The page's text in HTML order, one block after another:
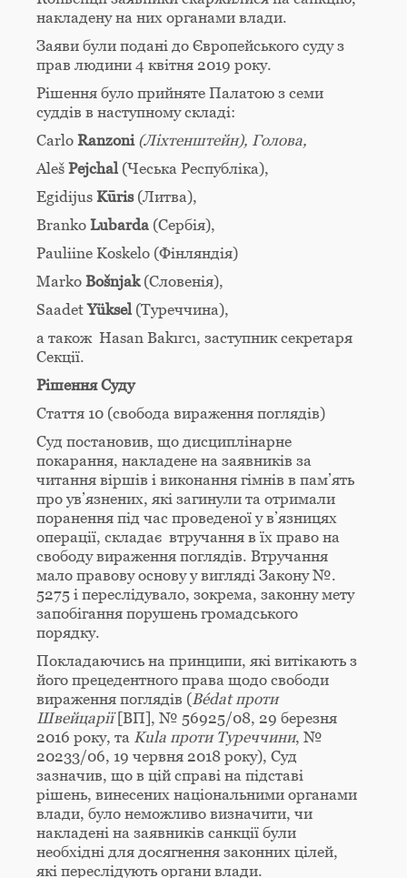
накладену на них органами влади.
Заяви були подані до Європейського суду з
прав людини 4 квітня 2019 року.
Рішення було прийняте Палатою з семи
суддів в наступному складі:
Carlo Ranzoni (Ліхтенштейн), Голова,
Aleš Pejchal (Чеська Республіка),
Egidijus Kūris (Литва),
Branko Lubarda (Сербія),
Pauliine Koskelo (Фінляндія)
Marko Bošnjak (Словенія),
SaadetYüksel (Туреччина),
а також Hasan Bakırcı, заступник секретаря
Секції.
Рішення Суду
Стаття 10 (свобода вираження поглядів)
Суд постановив, що дисциплінарне
покарання, накладене на заявників за
читання віршів і виконання гімнів в пам’ять
про ув’язнених, які загинули та отримали
поранення під час проведеної у в’язницях
операції, складає втручання в їх право на
свободу вираження поглядів. Втручання
мало правову основу у вигляді Закону №.
5275 і переслідувало, зокрема, законну мету
запобігання порушень громадського
порядку.
Покладаючись на принципи, які витікають з
його прецедентного права щодо свободи
вираження поглядів (Bédat проти
Швейцарії [ВП], № 56925/08, 29 березня
2016 року, та Kula проти Туреччини, №
20233/06, 19 червня 2018 року), Суд
зазначив, що в цій справі на підставі
рішень, винесених національними органами
влади, було неможливо визначити, чи
накладені на заявників санкції були
необхідні для досягнення законних цілей,
які переслідують органи влади.